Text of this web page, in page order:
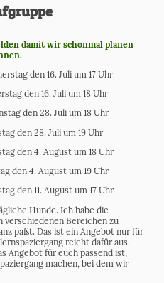
damit wir schonmal planen
den 16. Juli um 17 Uhr
den 16. Juli um 18 Uhr
den 28. Juli um 18 Uhr
den 28. Juli um 19 Uhr
den 4. August um 18 Uhr
den 4. August um 19 Uhr
den 11. August um 17 Uhr
Hunde. Ich habe die
Bereichen zu
paßt. Das ist ein Angebot nur für
reicht dafür aus.
Angebot für euch passend ist,
machen, bei dem wir